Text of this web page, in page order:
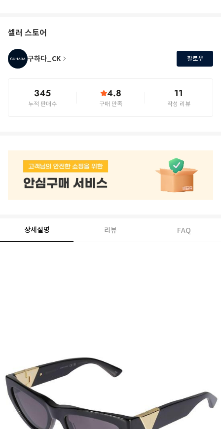
셀러 스토어
구하다_CK 팔로우
345
누적 판매수
4.8
구매 만족
11
작성 리뷰
상세설명 리뷰 FAQ